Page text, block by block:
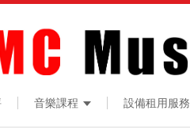
音樂課程 設備租用服務